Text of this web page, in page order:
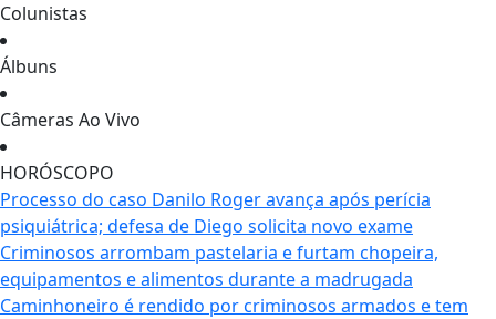
Colunistas
Álbuns
Câmeras Ao Vivo
HORÓSCOPO
Processo do caso Danilo Roger avança após perícia
psiquiátrica; defesa de Diego solicita novo exame
Criminosos arrombam pastelaria e furtam chopeira,
equipamentos e alimentos durante a madrugada
Caminhoneiro é rendido por criminosos armados e tem